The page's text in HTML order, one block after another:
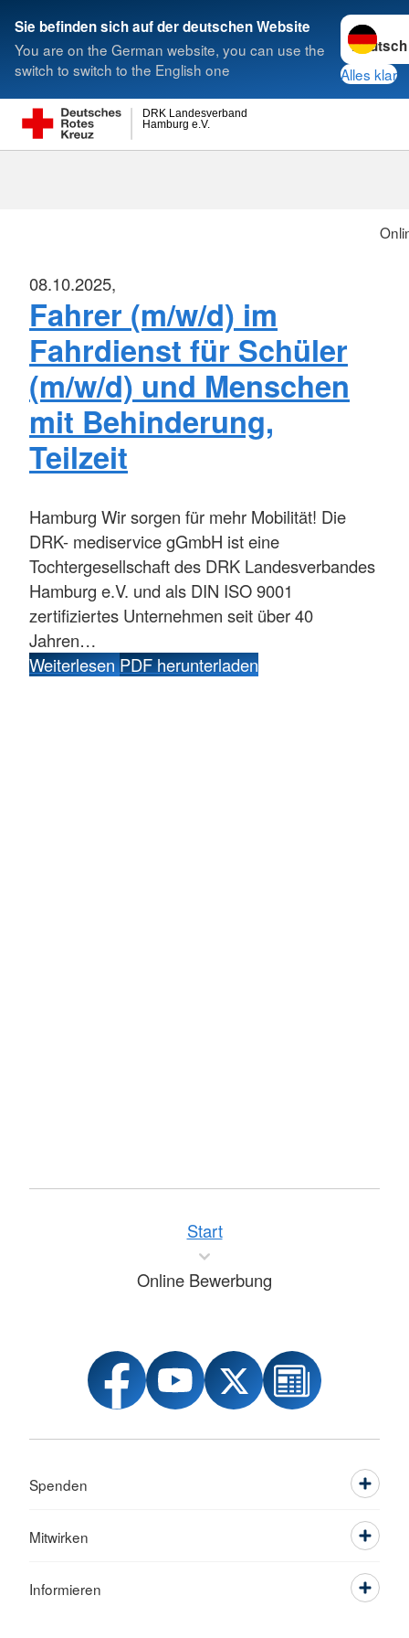
Sie befinden sich auf der deutschen Website
You are on the German website, you can use the
switch to switch to the English one
Sprache
Alles klar
Hamburg e.V.
DRK Landesverband
Suche
08.10.2025,
Fahrer (m/w/d) im
Fahrdienst für Schüler
(m/w/d) und Menschen
mit Behinderung,
Teilzeit
Hamburg Wir sorgen für mehr Mobilität! Die
DRK- mediservice gGmbH ist eine
Tochtergesellschaft des DRK Landesverbandes
Hamburg e.V. und als DIN ISO 9001
zertifiziertes Unternehmen seit über 40
Jahren…
WeiterlesenPDF herunterladen
Start
Online Bewerbung
Spenden
Mitwirken
Informieren